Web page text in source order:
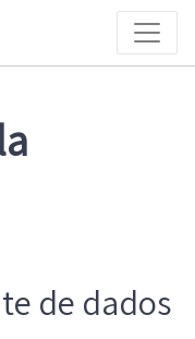
de dados